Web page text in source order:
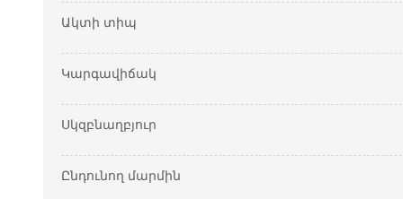
Ակտի տիպ
Կարգավիճակ
Սկզբնաղբյուր
Ընդունող մարմին